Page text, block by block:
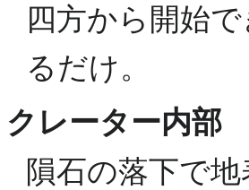
四方から開始
るだけ。
クレーター内部
隕石の落下で